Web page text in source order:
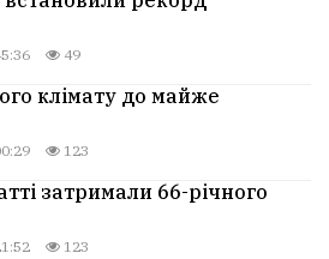
49
клімату до майже
123
затримали 66-річного
123